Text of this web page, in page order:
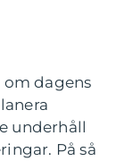
om dagens
underhåll
På så